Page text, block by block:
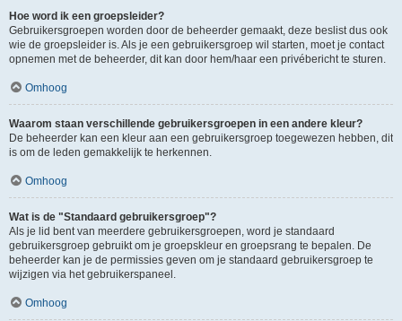
Hoe word ik een groepsleider?
Gebruikersgroepen worden door de beheerder gemaakt, deze beslist dus ook
wie de groepsleider is. Als je een gebruikersgroep wil starten, moet je contact
opnemen met de beheerder, dit kan door hem/haar een privébericht te sturen.
Omhoog
Waarom staan verschillende gebruikersgroepen in een andere kleur?
De beheerder kan een kleur aan een gebruikersgroep toegewezen hebben, dit
is om de leden gemakkelijk te herkennen.
Omhoog
Wat is de "Standaard gebruikersgroep"?
Als je lid bent van meerdere gebruikersgroepen, word je standaard
gebruikersgroep gebruikt om je groepskleur en groepsrang te bepalen. De
beheerder kan je de permissies geven om je standaard gebruikersgroep te
wijzigen via het gebruikerspaneel.
Omhoog